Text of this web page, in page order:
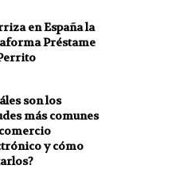
en España la
Préstame
son los
más comunes
y cómo